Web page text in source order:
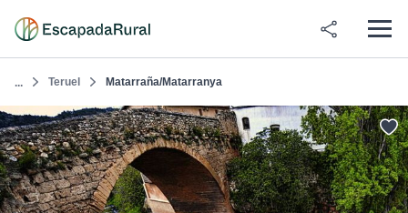
... Teruel Matarraña/Matarranya